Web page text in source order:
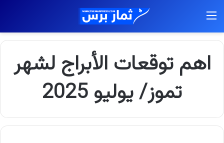
اهم توقعات الأبراج لشهر
تموز/ يوليو 2025